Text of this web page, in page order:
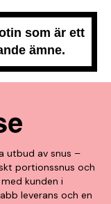
som är ett
ämne.
utbud av snus –
portionssnus och
kunden i
leverans och en